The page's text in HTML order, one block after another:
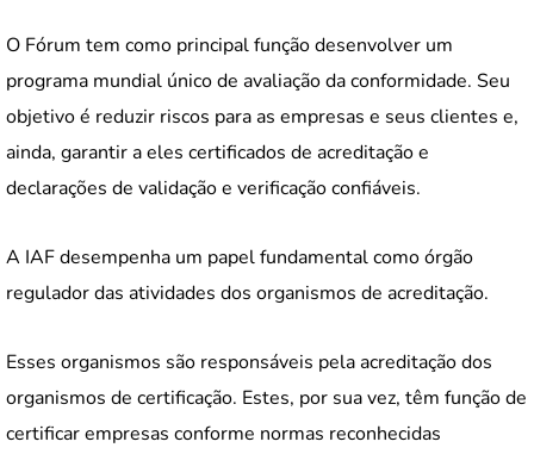
O Fórum tem como principal função desenvolver um
programa mundial único de avaliação da conformidade. Seu
objetivo é reduzir riscos para as empresas e seus clientes e,
ainda, garantir a eles certificados de acreditação e
declarações de validação e verificação confiáveis.
A IAF desempenha um papel fundamental como órgão
regulador das atividades dos organismos de acreditação.
Esses organismos são responsáveis pela acreditação dos
organismos de certificação. Estes, por sua vez, têm função de
certificar empresas conforme normas reconhecidas